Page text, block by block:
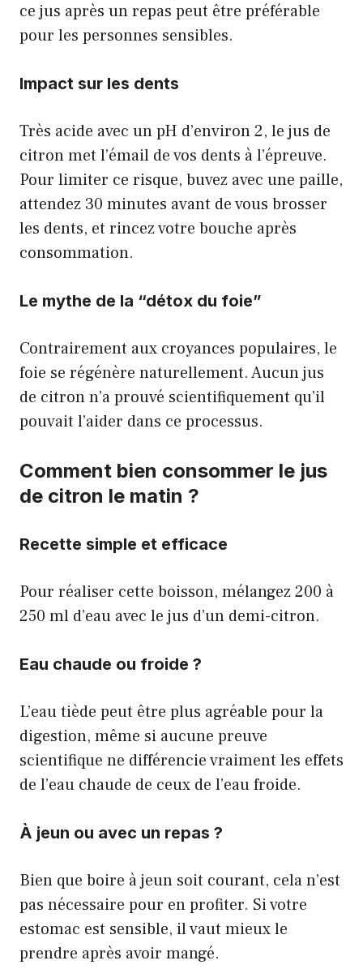
ce jus après un repas peut être préférable
pour les personnes sensibles.
Impact sur les dents
Très acide avec un pH d’environ 2, le jus de
citron met l’émail de vos dents à l’épreuve.
Pour limiter ce risque, buvez avec une paille,
attendez 30 minutes avant de vous brosser
les dents, et rincez votre bouche après
consommation.
Le mythe de la “détox du foie”
Contrairement aux croyances populaires, le
foie se régénère naturellement. Aucun jus
de citron n’a prouvé scientifiquement qu’il
pouvait l’aider dans ce processus.
Comment bien consommer le jus
de citron le matin ?
Recette simple et efficace
Pour réaliser cette boisson, mélangez 200 à
250 ml d’eau avec le jus d’un demi-citron.
Eau chaude ou froide ?
L’eau tiède peut être plus agréable pour la
digestion, même si aucune preuve
scientifique ne différencie vraiment les effets
de l’eau chaude de ceux de l’eau froide.
À jeun ou avec un repas ?
Bien que boire à jeun soit courant, cela n’est
pas nécessaire pour en profiter. Si votre
estomac est sensible, il vaut mieux le
prendre après avoir mangé.